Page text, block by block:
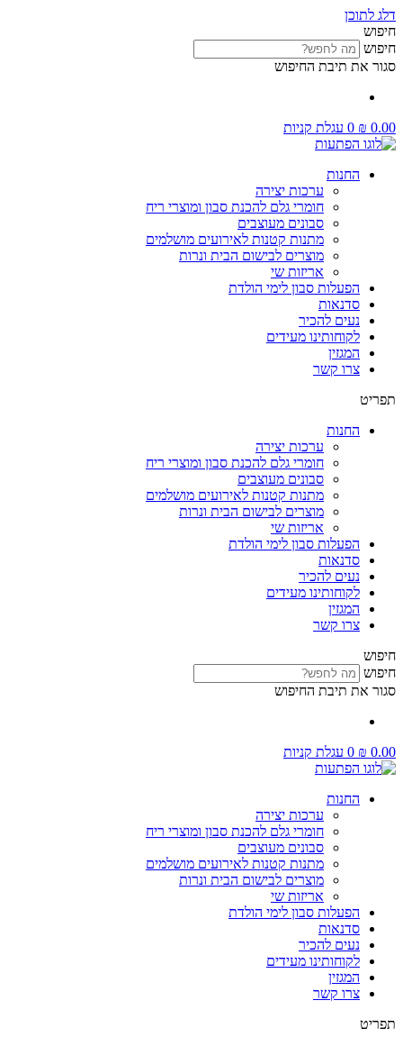
דלג לתוכן
חיפוש
חיפוש
סגור את תיבת החיפוש
₪ 0.00
0 עגלת קניות
החנות
ערכות יצירה
חומרי גלם להכנת סבון ומוצרי ריח
סבונים מעוצבים
מתנות קטנות לאירועים מושלמים
מוצרים לבישום הבית ונרות
אריזות שי
הפעלות סבון לימי הולדת
סדנאות
נעים להכיר
לקוחותינו מעידים
המגזין
צרו קשר
תפריט
החנות
ערכות יצירה
חומרי גלם להכנת סבון ומוצרי ריח
סבונים מעוצבים
מתנות קטנות לאירועים מושלמים
מוצרים לבישום הבית ונרות
אריזות שי
הפעלות סבון לימי הולדת
סדנאות
נעים להכיר
לקוחותינו מעידים
המגזין
צרו קשר
חיפוש
חיפוש
סגור את תיבת החיפוש
₪ 0.00
0 עגלת קניות
החנות
ערכות יצירה
חומרי גלם להכנת סבון ומוצרי ריח
סבונים מעוצבים
מתנות קטנות לאירועים מושלמים
מוצרים לבישום הבית ונרות
אריזות שי
הפעלות סבון לימי הולדת
סדנאות
נעים להכיר
לקוחותינו מעידים
המגזין
צרו קשר
תפריט